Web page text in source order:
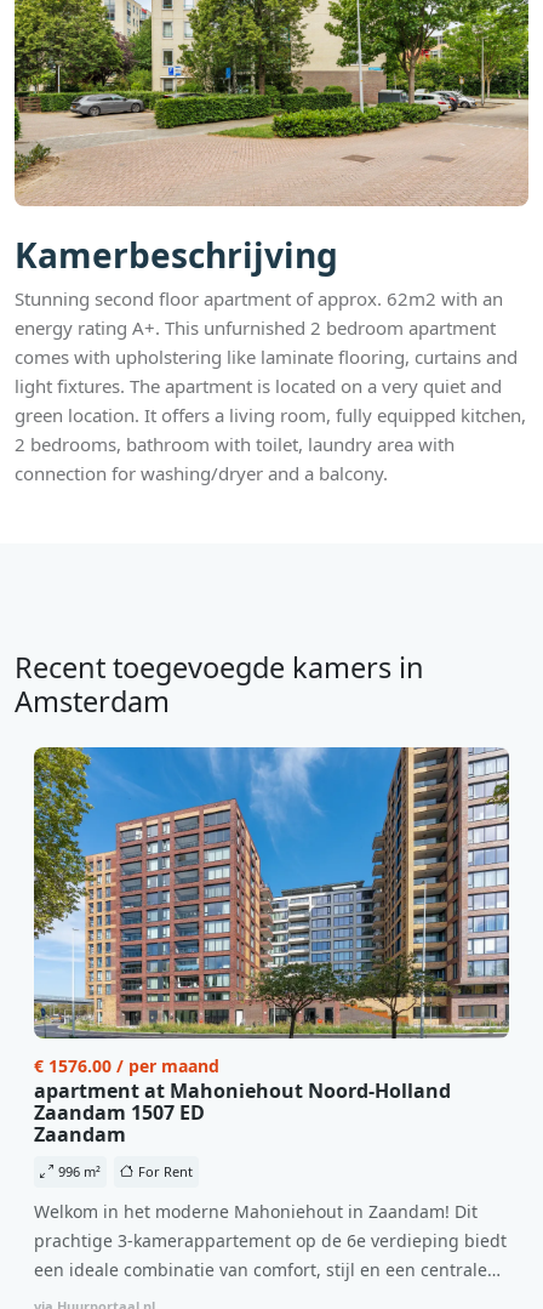
Kamerbeschrijving
Stunning second floor apartment of approx. 62m2 with an
energy rating A+. This unfurnished 2 bedroom apartment
comes with upholstering like laminate flooring, curtains and
light fixtures. The apartment is located on a very quiet and
green location. It offers a living room, fully equipped kitchen,
2 bedrooms, bathroom with toilet, laundry area with
connection for washing/dryer and a balcony.
Recent toegevoegde kamers in
Amsterdam
€ 1576.00 / per maand
apartment at Mahoniehout Noord-Holland
Zaandam 1507 ED
Zaandam
996 m² For Rent
Welkom in het moderne Mahoniehout in Zaandam! Dit
prachtige 3-kamerappartement op de 6e verdieping biedt
een ideale combinatie van comfort, stijl en een centrale
locatie. Met een huurprijs van €1.576 per maand